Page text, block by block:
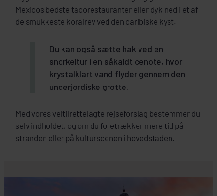
Mexicos bedste tacorestauranter eller dyk ned i et af
de smukkeste koralrev ved den caribiske kyst.
Du kan også sætte hak ved en
snorkeltur i en såkaldt cenote, hvor
krystalklart vand flyder gennem den
underjordiske grotte.
Med vores veltilrettelagte rejseforslag bestemmer du
selv indholdet, og om du foretrækker mere tid på
stranden eller på kulturscenen i hovedstaden.